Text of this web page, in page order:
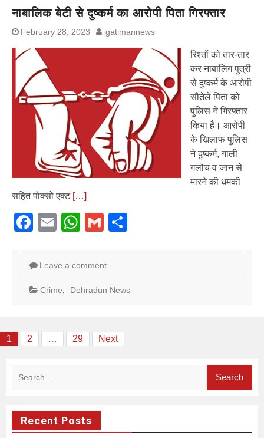
नाबालिक बेटी से दुष्कर्म का आरोपी पिता गिरफ्तार
February 28, 2023 gatimannews
रिश्तों को तार-तार
कर नाबालिग पुत्री
से दुष्कर्म के आरोपी
सौतेले पिता को
पुलिस ने गिरफ्तार
किया है। आरोपी
के खिलाफ पुलिस
ने दुष्कर्म, गाली
गलौच व जान से
मारने की धमकी
सहित पोक्सो एक्ट […]
Facebook
EmailWhatsApp
Gmail
Leave a comment
Crime Dehradun News
Posts
1 2 … 29 Next
Recent Posts